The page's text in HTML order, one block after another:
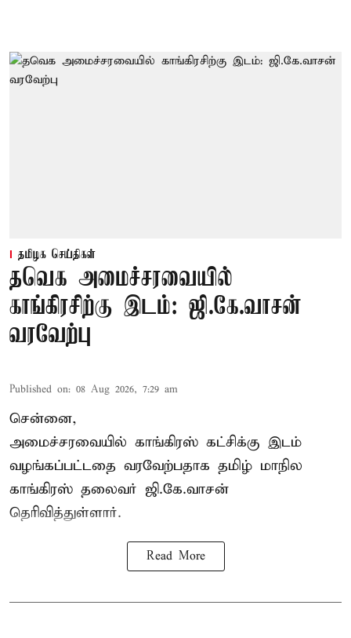
தமிழக செய்திகள்
தவெக அமைச்சரவையில்
காங்கிரசிற்கு இடம்: ஜி.கே.வாசன்
வரவேற்பு
Published on: 08 Aug 2026, 7:29 am
சென்னை,
அமைச்சரவையில் காங்கிரஸ் கட்சிக்கு இடம்
வழங்கப்பட்டதை வரவேற்பதாக தமிழ் மாநில
காங்கிரஸ் தலைவர் ஜி.கே.வாசன்
தெரிவித்துள்ளார்.
Read More